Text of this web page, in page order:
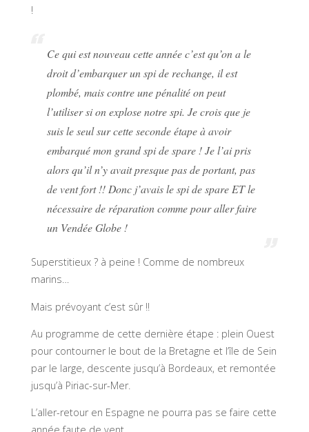
!
Ce qui est nouveau cette année c’est qu’on a le
droit d’embarquer un spi de rechange, il est
plombé, mais contre une pénalité on peut
l’utiliser si on explose notre spi. Je crois que je
suis le seul sur cette seconde étape à avoir
embarqué mon grand spi de spare ! Je l’ai pris
alors qu’il n’y avait presque pas de portant, pas
de vent fort !! Donc j’avais le spi de spare ET le
nécessaire de réparation comme pour aller faire
un Vendée Globe !
Superstitieux ? à peine ! Comme de nombreux
marins…
Mais prévoyant c’est sûr !!
Au programme de cette dernière étape : plein Ouest
pour contourner le bout de la Bretagne et l’île de Sein
par le large, descente jusqu’à Bordeaux, et remontée
jusqu’à Piriac-sur-Mer.
L’aller-retour en Espagne ne pourra pas se faire cette